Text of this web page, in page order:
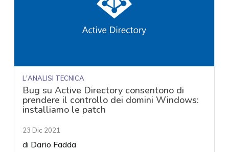
L'ANALISI TECNICA
Bug su Active Directory consentono di
prendere il controllo dei domini Windows:
installiamo le patch
23 Dic 2021
di Dario Fadda